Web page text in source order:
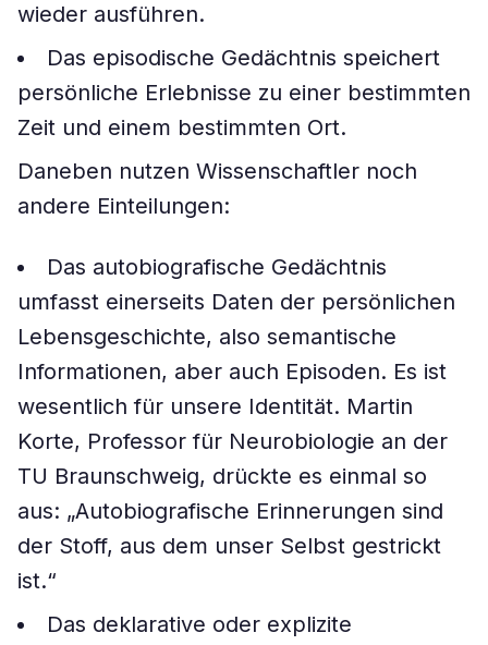
wieder ausführen.
Das episodische Gedächtnis speichert
persönliche Erlebnisse zu einer bestimmten
Zeit und einem bestimmten Ort.
Daneben nutzen Wissenschaftler noch
andere Einteilungen:
Das autobiografische Gedächtnis
umfasst einerseits Daten der persönlichen
Lebensgeschichte, also semantische
Informationen, aber auch Episoden. Es ist
wesentlich für unsere Identität. Martin
Korte, Professor für Neurobiologie an der
TU Braunschweig, drückte es einmal so
aus: „Autobiografische Erinnerungen sind
der Stoff, aus dem unser Selbst gestrickt
ist.“
Das deklarative oder explizite